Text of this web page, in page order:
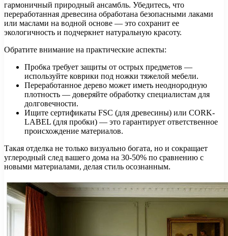
гармоничный природный ансамбль. Убедитесь, что
переработанная древесина обработана безопасными лаками
или маслами на водной основе — это сохранит ее
экологичность и подчеркнет натуральную красоту.
Обратите внимание на практические аспекты:
Пробка требует защиты от острых предметов —
используйте коврики под ножки тяжелой мебели.
Переработанное дерево может иметь неоднородную
плотность — доверяйте обработку специалистам для
долговечности.
Ищите сертификаты FSC (для древесины) или CORK-
LABEL (для пробки) — это гарантирует ответственное
происхождение материалов.
Такая отделка не только визуально богата, но и сокращает
углеродный след вашего дома на 30-50% по сравнению с
новыми материалами, делая стиль осознанным.